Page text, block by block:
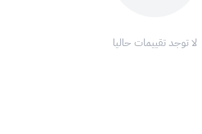
لا توجد تقييمات حاليا